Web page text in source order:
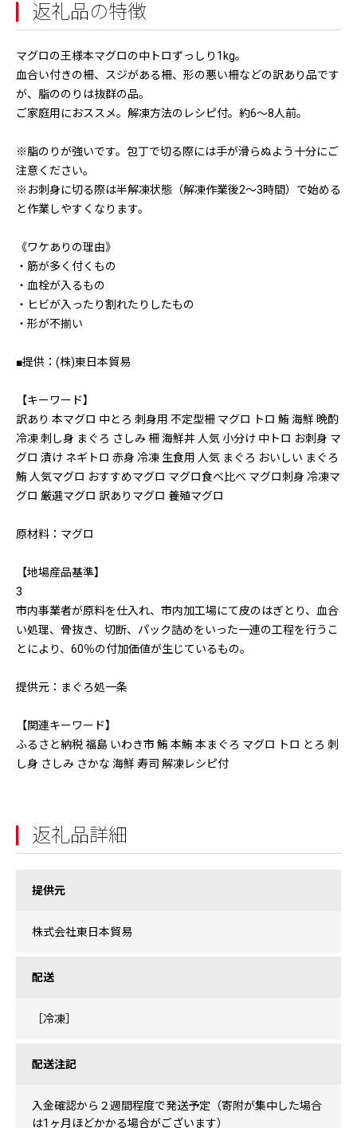
返礼品の特徴
マグロの王様本マグロの中トロずっしり1kg。
血合い付きの柵、スジがある柵、形の悪い柵などの訳あり品です
が、脂ののりは抜群の品。
ご家庭用におススメ。解凍方法のレシピ付。約6〜8人前。
※脂のりが強いです。包丁で切る際には手が滑らぬよう十分にご
注意ください。
※お刺身に切る際は半解凍状態（解凍作業後2〜3時間）で始める
と作業しやすくなります。
《ワケありの理由》
・筋が多く付くもの
・血栓が入るもの
・ヒビが入ったり割れたりしたもの
・形が不揃い
■提供：(株)東日本貿易
【キーワード】
訳あり 本マグロ 中とろ 刺身用 不定型柵 マグロ トロ 鮪 海鮮 晩酌
冷凍 刺し身 まぐろ さしみ 柵 海鮮丼 人気 小分け 中トロ お刺身 マ
グロ 漬け ネギトロ 赤身 冷凍 生食用 人気 まぐろ おいしい まぐろ
鮪 人気マグロ おすすめマグロ マグロ食べ比べ マグロ刺身 冷凍マ
グロ 厳選マグロ 訳ありマグロ 養殖マグロ
原材料：マグロ
【地場産品基準】
3
市内事業者が原料を仕入れ、市内加工場にて皮のはぎとり、血合
い処理、骨抜き、切断、パック詰めをいった一連の工程を行うこ
とにより、60％の付加価値が生じているもの。
提供元：まぐろ処一条
【関連キーワード】
ふるさと納税 福島 いわき市 鮪 本鮪 本まぐろ マグロ トロ とろ 刺
し身 さしみ さかな 海鮮 寿司 解凍レシピ付
返礼品詳細
提供元
株式会社東日本貿易
配送
［冷凍］
配送注記
入金確認から２週間程度で発送予定（寄附が集中した場合
は1ヶ月ほどかかる場合がございます）